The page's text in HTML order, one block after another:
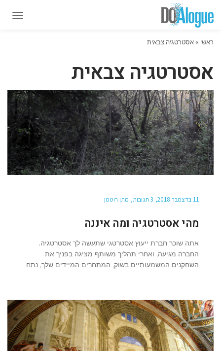
ראשי »אסטרטגיה צבאית
אסטרטגיה צבאית
11 בדצמבר 2018 3 תגובות מתן רוטמן
מהי אסטרטגיה ומה איננה
אתה שוכר חברת ייעוץ אסטרטגי שתעשה לך אסטרטגיה.
החברה מגיעה, ואחרי תהליך משותף מציגה בפניך את
השחקנים המשמעותיים בשוק, המתחרים המיידים שלך, נתח